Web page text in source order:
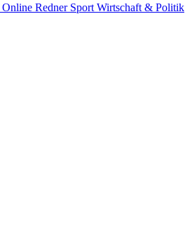
Online Redner Sport Wirtschaft & Politik